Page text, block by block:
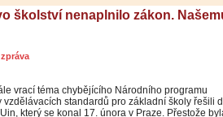
školství nenaplnilo zákon.
vrací téma chybějícího Národního programu
vzdělávacích standardů pro základní školy řešili
který se konal 17. února v Praze. Přestože